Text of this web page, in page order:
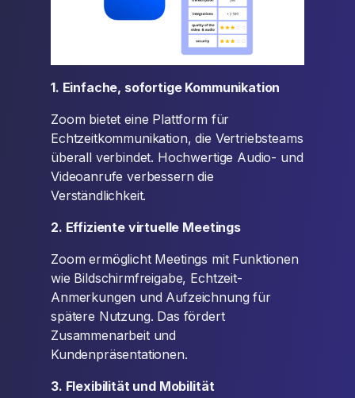
1. Einfache, sofortige Kommunikation
Zoom bietet eine Plattform für
Echtzeitkommunikation, die Vertriebsteams
überall verbindet. Hochwertige Audio- und
Videoanrufe verbessern die
Verständlichkeit.
2. Effiziente virtuelle Meetings
Zoom ermöglicht Meetings mit Funktionen
wie Bildschirmfreigabe, Echtzeit-
Anmerkungen und Aufzeichnung für
spätere Nutzung. Das fördert
Zusammenarbeit und
Kundenpräsentationen.
3. Flexibilität und Mobilität